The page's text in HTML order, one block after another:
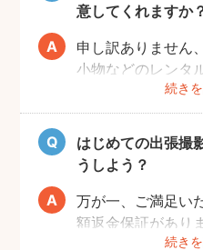
意してくれますか
続き
申し訳ありません
小物などのレンタ
おりませんので、
願いしております
はじめての出張撮
うしよう？
続き
万が一、ご満足い
額返金保証があり